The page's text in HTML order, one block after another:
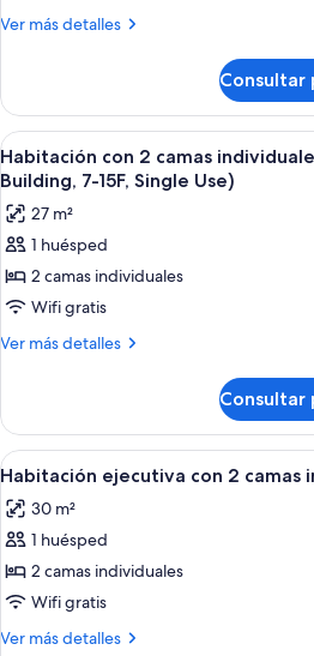
no
Ver más detalles
Más
ejecutiva
doble,
no
fumadores
Consultar
Abrir
todas
las
fotos
de
Habitación
con
2
no
fumadores
(Main
Building,
7-
15F,
Single
Use)
3
Habitación con 2 camas
Building, 7-15F, Single Use)
27 m²
1 huésped
2 camas individuales
Wifi gratis
Ver más detalles
Más
con
camas
no
fumadores
Building,
7-
Single
Consultar
Abrir
todas
las
fotos
de
Habitación
ejecutiva
Una
10
Habitación ejecutiva con 2 camas
30 m²
1 huésped
2 camas individuales
Wifi gratis
Ver más detalles
Más